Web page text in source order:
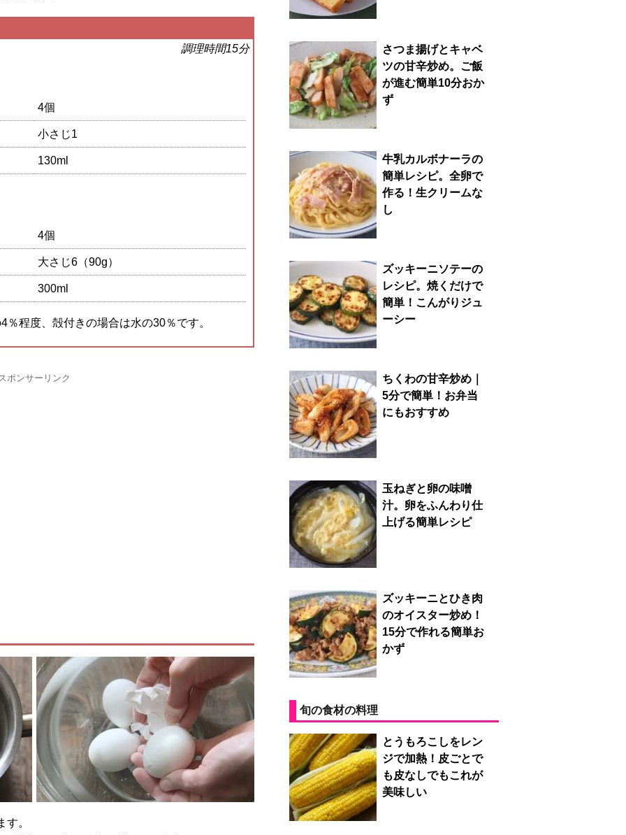
調理時間15分
4個
小さじ1
130ml
4個
大さじ6（90g）
300ml
程度、殻付きの場合は水の30％です。
ポンサーリンク
す。
さつま揚げとキャベ
ツの甘辛炒め。ご飯
が進む簡単10分おか
ず
牛乳カルボナーラの
簡単レシピ。全卵で
作る！生クリームな
し
ズッキーニソテーの
レシピ。焼くだけで
簡単！こんがりジュ
ーシー
ちくわの甘辛炒め｜
5分で簡単！お弁当
にもおすすめ
玉ねぎと卵の味噌
汁。卵をふんわり仕
上げる簡単レシピ
ズッキーニとひき肉
のオイスター炒め！
15分で作れる簡単お
かず
旬の食材の料理
とうもろこしをレン
ジで加熱！皮ごとで
も皮なしでもこれが
美味しい